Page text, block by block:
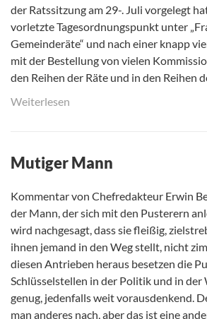
der Ratssitzung am 29-. Juli vorgelegt
vorletzte Tagesordnungspunkt unter
Gemeinderäte“ und nach einer knapp
mit der Bestellung von vielen
den Reihen der Räte und in den Reihen
Weiterlesen
Mutiger Mann
Kommentar von Chefredakteur Erwin
der Mann, der sich mit den Pusterern
wird nachgesagt, dass sie fleißig,
ihnen jemand in den Weg stellt, nicht
diesen Antrieben heraus besetzen die
Schlüsselstellen in der Politik und in
genug, jedenfalls weit vorausdenkend.
man anderes nach, aber das ist eine